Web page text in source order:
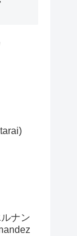
ナン